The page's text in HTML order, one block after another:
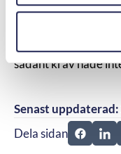
en skyldighet att
konsumenten själv
möjligen kunnat få
sådant krav hade
Senast uppdaterad:
Dela sidan
Dela